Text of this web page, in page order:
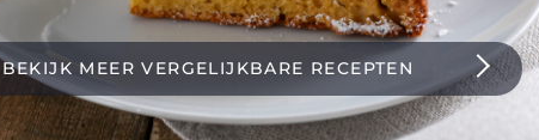
BEKIJK MEER VERGELIJKBARE RECEPTEN